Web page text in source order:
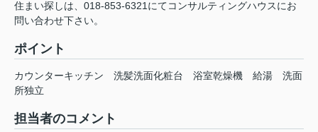
住まい探しは、018-853-6321にてコンサルティングハウスにお
問い合わせ下さい。
ポイント
カウンターキッチン 洗髪洗面化粧台 浴室乾燥機 給湯
洗面
所独立
担当者のコメント